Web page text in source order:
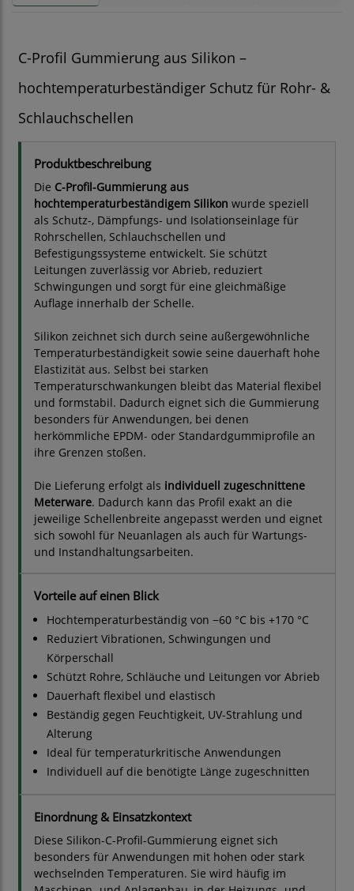
C-Profil Gummierung aus Silikon –
hochtemperaturbeständiger Schutz für Rohr- &
Schlauchschellen
Produktbeschreibung
Die C-Profil-Gummierung aus
hochtemperaturbeständigem Silikon wurde speziell
als Schutz-, Dämpfungs- und Isolationseinlage für
Rohrschellen, Schlauchschellen und
Befestigungssysteme entwickelt. Sie schützt
Leitungen zuverlässig vor Abrieb, reduziert
Schwingungen und sorgt für eine gleichmäßige
Auflage innerhalb der Schelle.
Silikon zeichnet sich durch seine außergewöhnliche
Temperaturbeständigkeit sowie seine dauerhaft hohe
Elastizität aus. Selbst bei starken
Temperaturschwankungen bleibt das Material flexibel
und formstabil. Dadurch eignet sich die Gummierung
besonders für Anwendungen, bei denen
herkömmliche EPDM- oder Standardgummiprofile an
ihre Grenzen stoßen.
Die Lieferung erfolgt als individuell zugeschnittene
Meterware. Dadurch kann das Profil exakt an die
jeweilige Schellenbreite angepasst werden und eignet
sich sowohl für Neuanlagen als auch für Wartungs-
und Instandhaltungsarbeiten.
Vorteile auf einen Blick
Hochtemperaturbeständig von −60 °C bis +170 °C
Reduziert Vibrationen, Schwingungen und
Körperschall
Schützt Rohre, Schläuche und Leitungen vor Abrieb
Dauerhaft flexibel und elastisch
Beständig gegen Feuchtigkeit, UV-Strahlung und
Alterung
Ideal für temperaturkritische Anwendungen
Individuell auf die benötigte Länge zugeschnitten
Einordnung & Einsatzkontext
Diese Silikon-C-Profil-Gummierung eignet sich
besonders für Anwendungen mit hohen oder stark
wechselnden Temperaturen. Sie wird häufig im